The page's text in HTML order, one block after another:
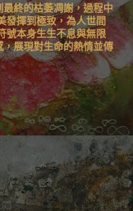
終的枯萎凋謝，過程中
發揮到極致，為人世間
號本身生生不息與無限
展現對生命的熱情並傳